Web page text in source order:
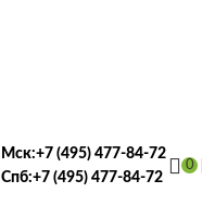
Мск:+7 (495) 477-84-72
Спб:+7 (495) 477-84-72
0